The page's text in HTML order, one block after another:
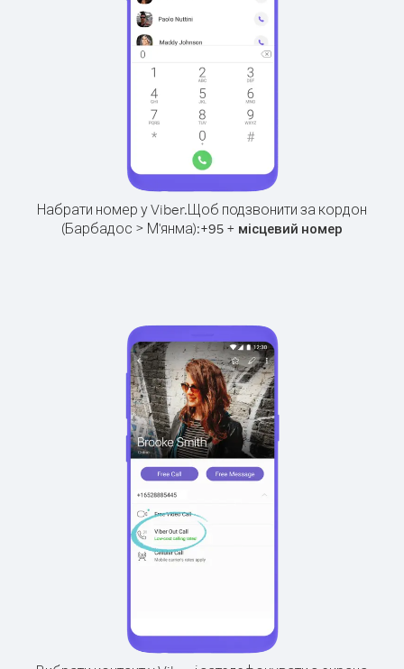
Набрати номер у Viber.Щоб подзвонити за кордон
(Барбадос > М'янма):+95 + місцевий номер